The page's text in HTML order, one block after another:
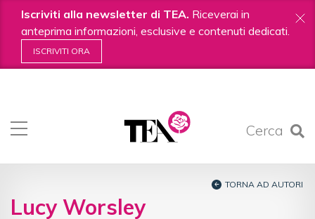
Iscriviti alla newsletter di TEA. Riceverai in
anteprima informazioni, esclusive e contenuti dedicati.
ISCRIVITI ORA
Cerca
contenuti.
|
Lucy Worsley
TORNA AD AUTORI